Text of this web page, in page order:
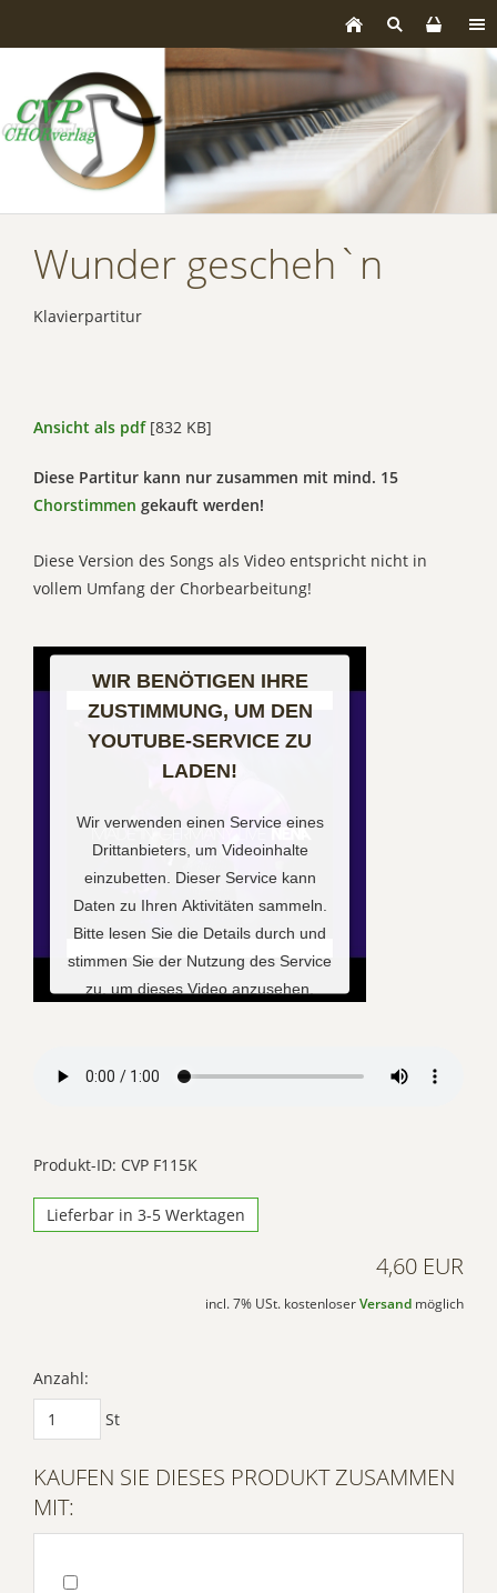
Wunder gescheh`n
Klavierpartitur
Ansicht als pdf[832 KB]
Diese Partitur kann nur zusammen mit mind. 15
Chorstimmen gekauft werden!
Diese Version des Songs als Video entspricht nicht in
vollem Umfang der Chorbearbeitung!
WIR BENÖTIGEN IHRE
ZUSTIMMUNG, UM DEN
YOUTUBE-SERVICE ZU
LADEN!
Wir verwenden einen Service eines
Drittanbieters, um Videoinhalte
einzubetten. Dieser Service kann
Daten zu Ihren Aktivitäten sammeln.
Bitte lesen Sie die Details durch und
stimmen Sie der Nutzung des Service
zu, um dieses Video anzusehen.
Powered by Usercentrics Consent
Produkt-ID: CVP F115K
Lieferbar in 3-5 Werktagen
4,60 EUR
incl. 7% USt. kostenloser Versand möglich
Anzahl:
St
KAUFEN SIE DIESES PRODUKT ZUSAMMEN
MIT: